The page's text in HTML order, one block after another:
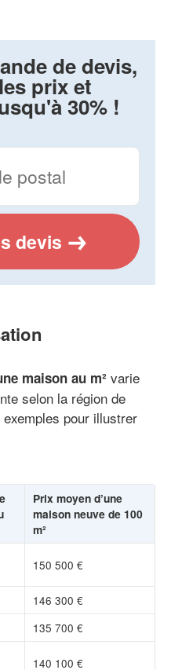
de devis,
prix et
30% !
devis
maison au m² varie
selon la région de
pour illustrer
Prix moyen d’une
maison neuve de 100
m²
150 500 €
146 300 €
135 700 €
140 100 €